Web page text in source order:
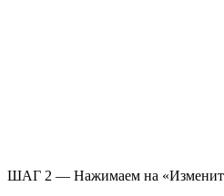
ШАГ 2 — Нажимаем на «Изменить